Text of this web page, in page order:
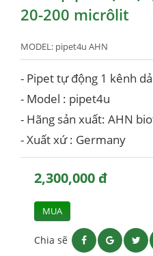
20-200 micrôlit
MODEL: pipet4u AHN
- Pipet tự động 1 kênh
- Model : pipet4u
- Hãng sản xuất: AHN
- Xuất xứ : Germany
2,300,000 đ
MUA
Chia sẽ